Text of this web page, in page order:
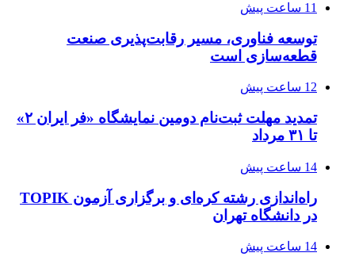
11 ساعت پیش
توسعه فناوری، مسیر رقابت‌پذیری صنعت
قطعه‌سازی است
12 ساعت پیش
تمدید مهلت ثبت‌نام دومین نمایشگاه «فر ایران ۲»
تا ۳۱ مرداد
14 ساعت پیش
راه‌اندازی رشته کره‌ای و برگزاری آزمون TOPIK
در دانشگاه تهران
14 ساعت پیش